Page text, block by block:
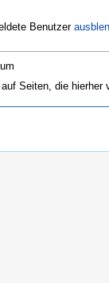
Benutzer
Seiten, die hierher